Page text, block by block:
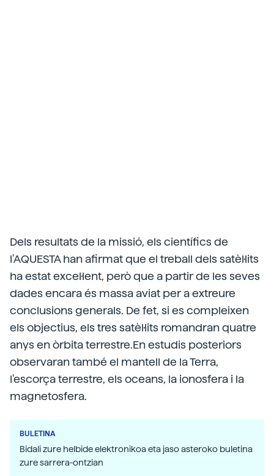
Dels resultats de la missió, els científics de
l'AQUESTA han afirmat que el treball dels satèl·lits
ha estat excel·lent, però que a partir de les seves
dades encara és massa aviat per a extreure
conclusions generals. De fet, si es compleixen
els objectius, els tres satèl·lits romandran quatre
anys en òrbita terrestre.En estudis posteriors
observaran també el mantell de la Terra,
l'escorça terrestre, els oceans, la ionosfera i la
magnetosfera.
BULETINA
Bidali zure helbide elektronikoa eta jaso asteroko buletina
zure sarrera-ontzian